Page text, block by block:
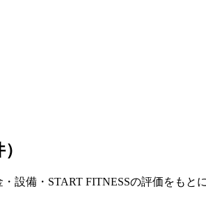
設備・START FITNESSの評価をもと